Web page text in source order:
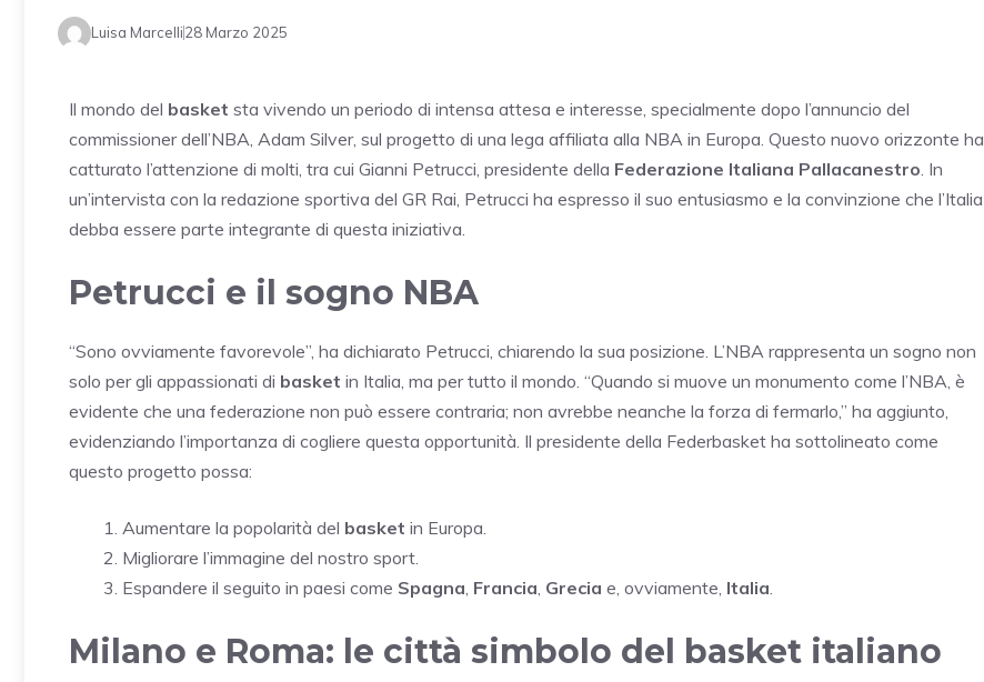
Luisa Marcelli28 Marzo 2025
Il mondo del basket sta vivendo un periodo di intensa attesa e interesse, specialmente dopo l’annuncio del
commissioner dell’NBA, Adam Silver, sul progetto di una lega affiliata alla NBA in Europa. Questo nuovo orizzonte ha
catturato l’attenzione di molti, tra cui Gianni Petrucci, presidente della Federazione Italiana Pallacanestro . In
un’intervista con la redazione sportiva del GR Rai, Petrucci ha espresso il suo entusiasmo e la convinzione che l’Italia
debba essere parte integrante di questa iniziativa.
Petrucci e il sogno NBA
“Sono ovviamente favorevole”, ha dichiarato Petrucci, chiarendo la sua posizione. L’NBA rappresenta un sogno non
solo per gli appassionati di basket in Italia, ma per tutto il mondo. “Quando si muove un monumento come l’NBA, è
evidente che una federazione non può essere contraria; non avrebbe neanche la forza di fermarlo,” ha aggiunto,
evidenziando l’importanza di cogliere questa opportunità. Il presidente della Federbasket ha sottolineato come
questo progetto possa:
Aumentare la popolarità del basket in Europa.
Migliorare l’immagine del nostro sport.
Espandere il seguito in paesi come Spagna Francia Grecia e, ovviamente, Italia
Milano e Roma: le città simbolo del basket italiano